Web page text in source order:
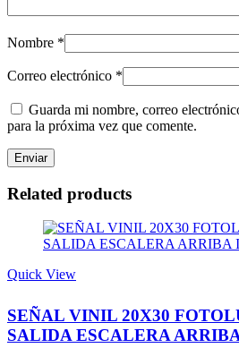
Nombre *
Correo electrónico *
Guarda mi nombre, correo
para la próxima vez que comente.
Related products
Quick View
SEÑAL VINIL 20X30
SALIDA ESCALERA